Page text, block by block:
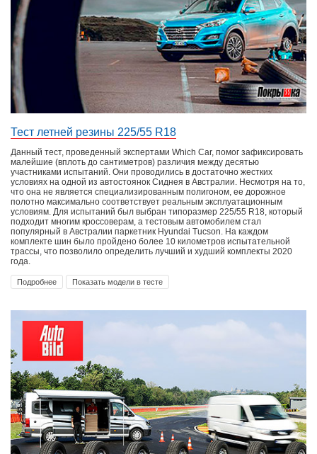
Тест летней резины 225/55 R18
Данный тест, проведенный экспертами Which Car, помог зафиксировать
малейшие (вплоть до сантиметров) различия между десятью
участниками испытаний. Они проводились в достаточно жестких
условиях на одной из автостоянок Сиднея в Австралии. Несмотря на то,
что она не является специализированным полигоном, ее дорожное
полотно максимально соответствует реальным эксплуатационным
условиям. Для испытаний был выбран типоразмер 225/55 R18, который
подходит многим кроссоверам, а тестовым автомобилем стал
популярный в Австралии паркетник Hyundai Tucson. На каждом
комплекте шин было пройдено более 10 километров испытательной
трассы, что позволило определить лучший и худший комплекты 2020
года.
Подробнее Показать модели в тесте